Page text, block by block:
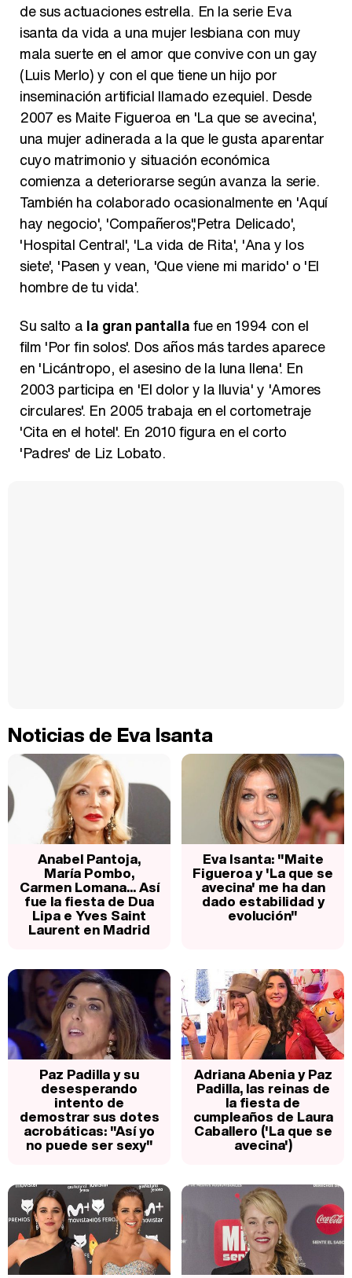
de sus actuaciones estrella. En la serie Eva
isanta da vida a una mujer lesbiana con muy
mala suerte en el amor que convive con un gay
(Luis Merlo) y con el que tiene un hijo por
inseminación artificial llamado ezequiel. Desde
2007 es Maite Figueroa en 'La que se avecina',
una mujer adinerada a la que le gusta aparentar
cuyo matrimonio y situación económica
comienza a deteriorarse según avanza la serie.
También ha colaborado ocasionalmente en 'Aquí
hay negocio', 'Compañeros','Petra Delicado',
'Hospital Central', 'La vida de Rita', 'Ana y los
siete', 'Pasen y vean, 'Que viene mi marido' o 'El
hombre de tu vida'.
Su salto a la gran pantallafue en 1994 con el
film 'Por fin solos'. Dos años más tardes aparece
en 'Licántropo, el asesino de la luna llena'. En
2003 participa en 'El dolor y la lluvia' y 'Amores
circulares'. En 2005 trabaja en el cortometraje
'Cita en el hotel'. En 2010 figura en el corto
'Padres' de Liz Lobato.
Noticias de Eva Isanta
Anabel Pantoja,
María Pombo,
Carmen Lomana... Así
fue la fiesta de Dua
Lipa e Yves Saint
Laurent en Madrid
Eva Isanta: "Maite
Figueroa y 'La que se
avecina' me ha dan
dado estabilidad y
evolución"
Paz Padilla y su
desesperando
intento de
demostrar sus dotes
acrobáticas: "Así yo
no puede ser sexy"
Adriana Abenia y Paz
Padilla, las reinas de
la fiesta de
cumpleaños de Laura
Caballero ('La que se
avecina')